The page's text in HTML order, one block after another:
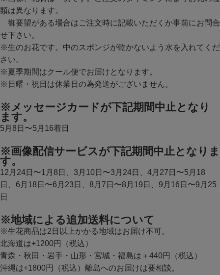
類は異なります。
御要望がある場合はご注文時に記載いただくか事前にお問合
せ下さい。
※生のお花です。中のスポンジが乾かないよう水を入れてくだ
さい。
※夏季期間はクール便でお届けとなります。
※日曜・祝日は休業日の為発送がございません。
※メッセージカードが下記期間中止となり
ます。
5月8日〜5月16着日
※画像配信サービスが下記期間中止となりま
す。
12月24日〜1月8日、3月10日〜3月24日、4月27日〜5月18
日、6月18日〜6月23日、8月7日〜8月19日、9月16日〜9月25
日
※地域による追加送料について
※生花商品は2日以上かかる地域はお届け不可。
北海道は+1200円（税込）
青森・秋田・岩手・山形・宮城・福島は＋440円（税込）
沖縄は+1800円（税込）離島へのお届けは要相談。